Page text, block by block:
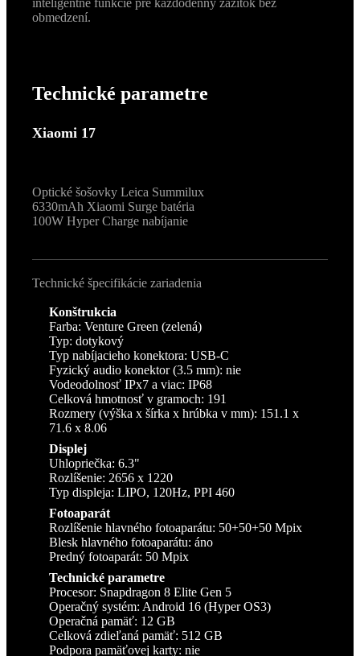
inteligentné funkcie pre každodenný zážitok bez
obmedzení.
Technické parametre
Xiaomi 17
Optické šošovky Leica Summilux
6330mAh Xiaomi Surge batéria
100W Hyper Charge nabíjanie
Technické špecifikácie zariadenia
Konštrukcia
Farba: Venture Green (zelená)
Typ: dotykový
Typ nabíjacieho konektora: USB-C
Fyzický audio konektor (3.5 mm): nie
Vodeodolnosť IPx7 a viac: IP68
Celková hmotnosť v gramoch: 191
Rozmery (výška x šírka x hrúbka v mm): 151.1 x
71.6 x 8.06
Displej
Uhlopriečka: 6.3"
Rozlíšenie: 2656 x 1220
Typ displeja: LIPO, 120Hz, PPI 460
Fotoaparát
Rozlíšenie hlavného fotoaparátu: 50+50+50 Mpix
Blesk hlavného fotoaparátu: áno
Predný fotoaparát: 50 Mpix
Technické parametre
Procesor: Snapdragon 8 Elite Gen 5
Operačný systém: Android 16 (Hyper OS3)
Operačná pamäť: 12 GB
Celková zdieľaná pamäť: 512 GB
Podpora pamäťovej karty: nie